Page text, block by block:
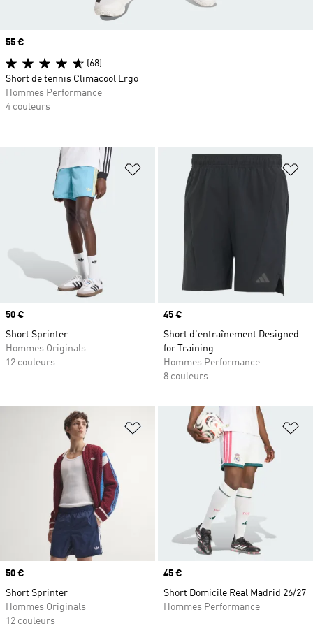
Ajouter à la Liste de produits
Prix
50 €
Short Sprinter
Hommes Originals
12 couleurs
Prix
45 €
Short d'entraînement Designed
for Training
Hommes Performance
8 couleurs
Ajouter à la Liste de produits
Prix
50 €
Short Sprinter
Hommes Originals
12 couleurs
Prix
45 €
Short Domicile Real Madrid 26/27
Hommes Performance
Prix
55 €
(68)
Short de tennis Climacool Ergo
Hommes Performance
4 couleurs